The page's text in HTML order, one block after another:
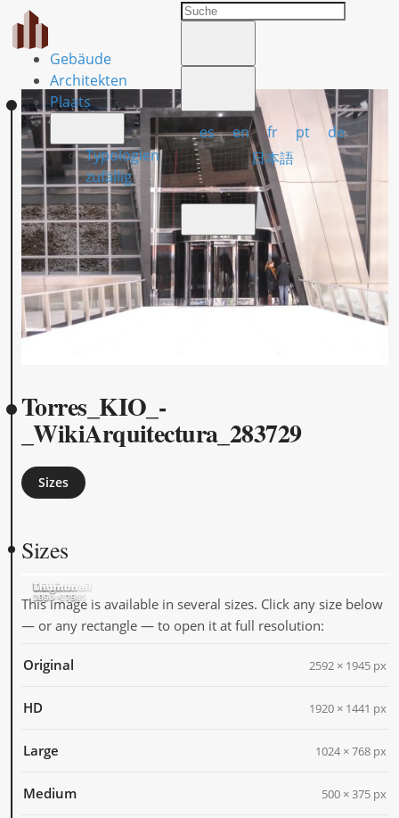
Gebäude
Architekten
Plaats
Typologien
zufällig
es en fr pt
de
日本語
Torres_KIO_-
_WikiArquitectura_283729
Sizes
Sizes
Original
2592 × 1945
HD
1920 × 1441
Large
1024 × 768
Medium
500 × 375
Thumbnail
205 × 205
This image is available in several sizes. Click any size below
— or any rectangle — to open it at full resolution:
Original 2592 × 1945 px
HD 1920 × 1441 px
Large 1024 × 768 px
Medium 500 × 375 px